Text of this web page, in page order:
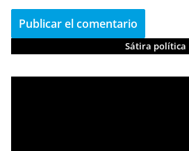
Sátira política